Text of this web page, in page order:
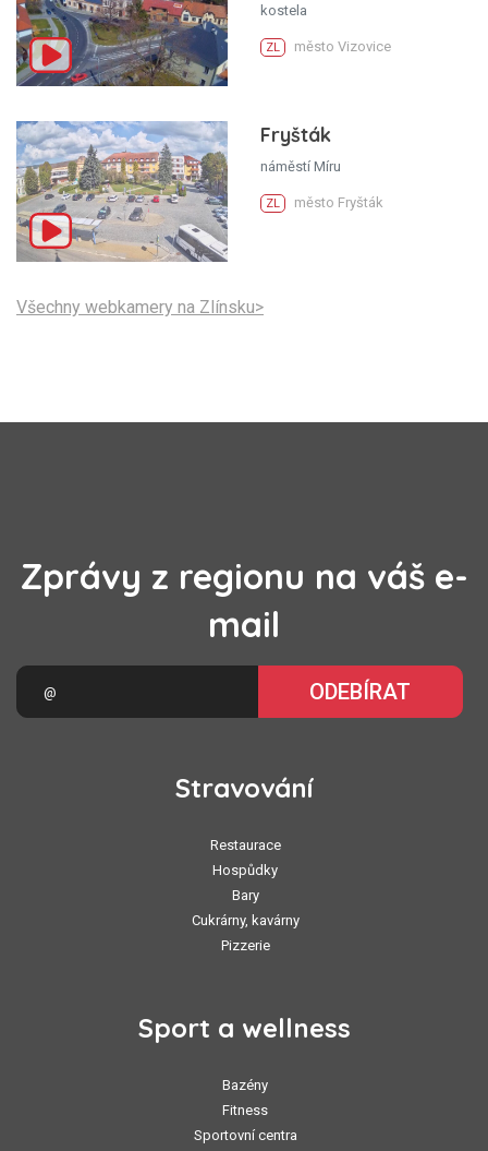
kostela
ZL město Vizovice
Fryšták
náměstí Míru
ZL město Fryšták
Všechny webkamery na Zlínsku>
Zprávy z regionu na váš e-
mail
ODEBÍRAT
Stravování
Restaurace
Hospůdky
Bary
Cukrárny, kavárny
Pizzerie
Sport a wellness
Bazény
Fitness
Sportovní centra